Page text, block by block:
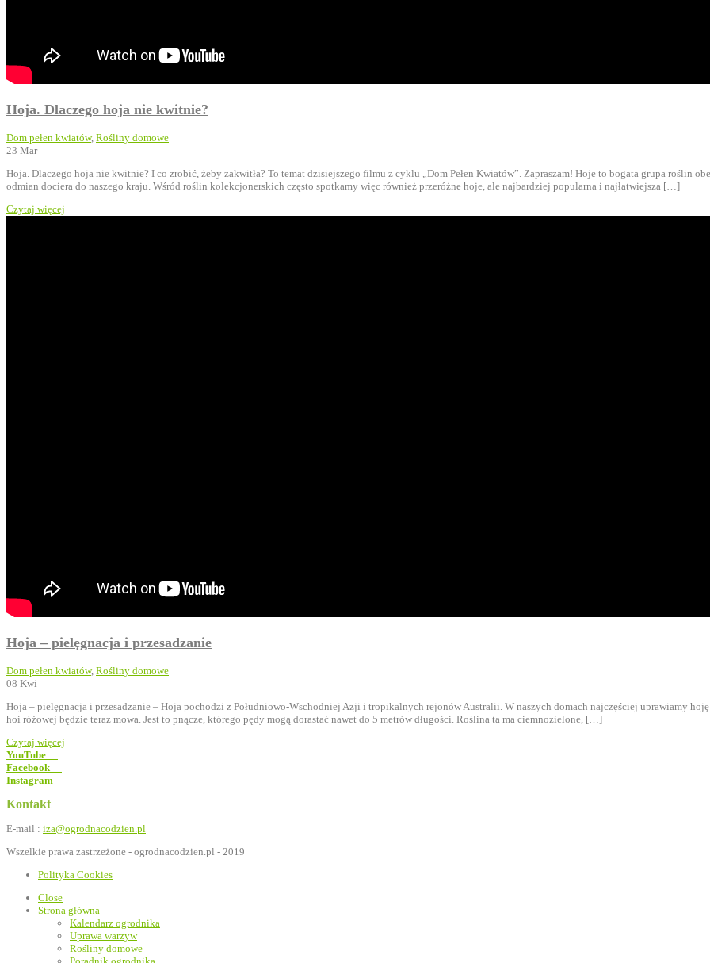
Hoja. Dlaczego hoja nie kwitnie?
Dom pełen kwiatów, Rośliny domowe
23 Mar
Hoja. Dlaczego hoja nie kwitnie? I co zrobić, żeby zakwitła? To temat dzisiejszego filmu z cyklu „Dom Pełen Kwiatów”. Zapraszam! Hoje to bogata grupa roślin
odmian dociera do naszego kraju. Wśród roślin kolekcjonerskich często spotkamy więc również przeróżne hoje, ale najbardziej popularna i najłatwiejsza […]
Czytaj więcej
Hoja – pielęgnacja i przesadzanie
Dom pełen kwiatów, Rośliny domowe
08 Kwi
Hoja – pielęgnacja i przesadzanie – Hoja pochodzi z Południowo-Wschodniej Azji i tropikalnych rejonów Australii. W naszych domach najczęściej uprawiamy
hoi różowej będzie teraz mowa. Jest to pnącze, którego pędy mogą dorastać nawet do 5 metrów długości. Roślina ta ma ciemnozielone, […]
Czytaj więcej
YouTube
Facebook
Instagram
Kontakt
E-mail : iza@ogrodnacodzien.pl
Wszelkie prawa zastrzeżone - ogrodnacodzien.pl - 2019
Polityka Cookies
Close
Strona główna
Kalendarz ogrodnika
Uprawa warzyw
Rośliny domowe